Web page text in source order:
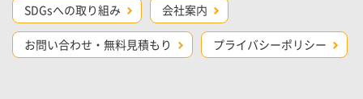
SDGsへの取り組み 会社案内
お問い合わせ・無料見積もり プライバシーポリシー